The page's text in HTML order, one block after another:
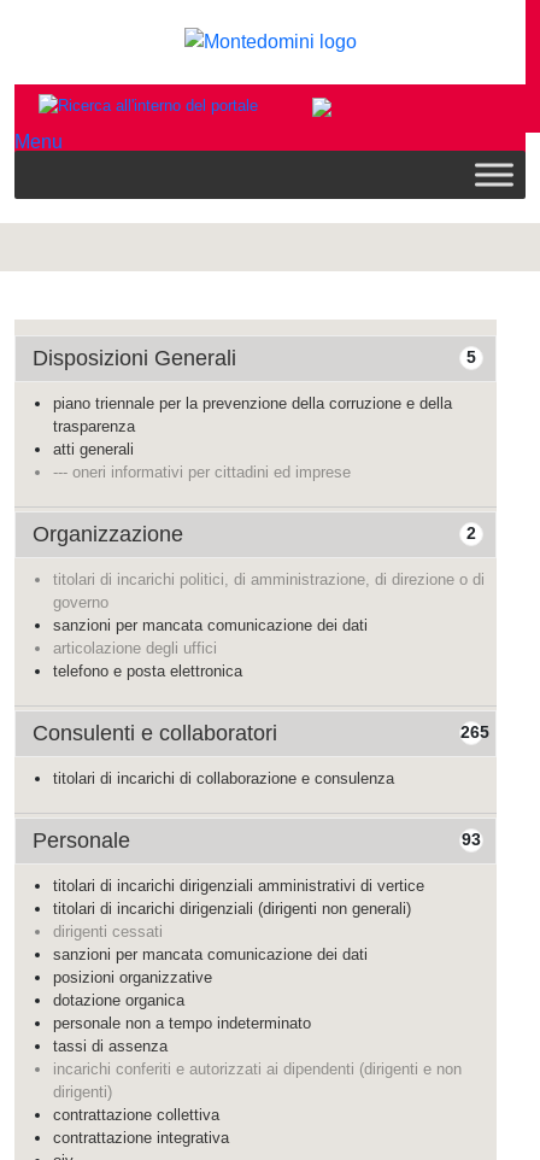
Menu
5
Disposizioni Generali
piano triennale per la prevenzione della corruzione e della
trasparenza
atti generali
--- oneri informativi per cittadini ed imprese
2
Organizzazione
titolari di incarichi politici, di amministrazione, di direzione o di
governo
sanzioni per mancata comunicazione dei dati
articolazione degli uffici
telefono e posta elettronica
265
Consulenti e collaboratori
titolari di incarichi di collaborazione e consulenza
93
Personale
titolari di incarichi dirigenziali amministrativi di vertice
titolari di incarichi dirigenziali (dirigenti non generali)
dirigenti cessati
sanzioni per mancata comunicazione dei dati
posizioni organizzative
dotazione organica
personale non a tempo indeterminato
tassi di assenza
incarichi conferiti e autorizzati ai dipendenti (dirigenti e non
dirigenti)
contrattazione collettiva
contrattazione integrativa